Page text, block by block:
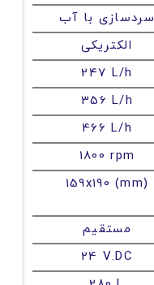
سردسازی با آب
الکتریکی
247 L/h
356 L/h
466 L/h
1800 rpm
159x190 (mm)
مستقیم
24 V.DC